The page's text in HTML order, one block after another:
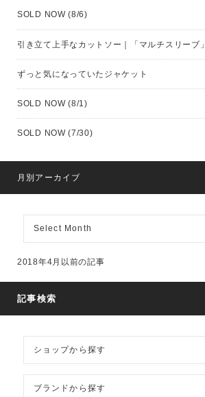
SOLD NOW (8/6)
引き立て上手なカットソー｜「マルチスリーブ」
ずっと気になっていたジャケット
SOLD NOW (8/1)
SOLD NOW (7/30)
月別アーカイブ
ア
カ
2018年4月以前の記事
記事検索